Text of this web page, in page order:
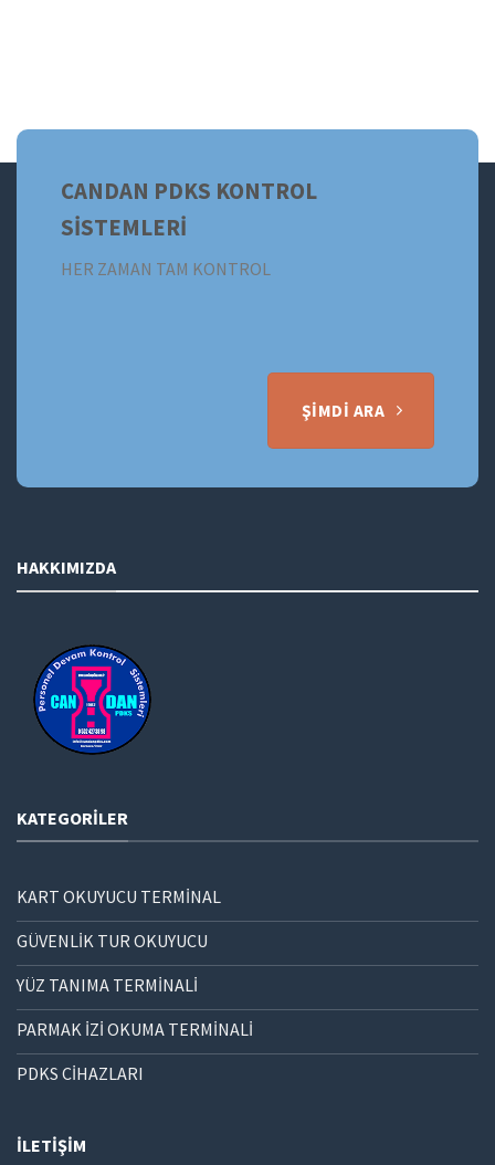
CANDAN PDKS KONTROL
SİSTEMLERİ
HER ZAMAN TAM KONTROL
ŞIMDI ARA
HAKKIMIZDA
KATEGORILER
KART OKUYUCU TERMİNAL
GÜVENLİK TUR OKUYUCU
YÜZ TANIMA TERMİNALİ
PARMAK İZİ OKUMA TERMİNALİ
PDKS CİHAZLARI
İLETIŞIM